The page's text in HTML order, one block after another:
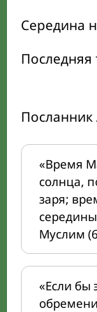
Середина
Последняя
«Время
солнца,
заря;
Муслим
«Если бы